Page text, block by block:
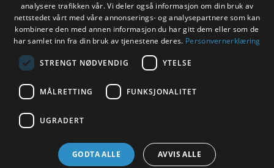
VELG LAND
Dyade
analysere trafikken vår. Vi deler også informasjon om din bruk av
nettstedet vårt med våre annonserings- og analysepartnere som kan
kombinere den med annen informasjon du har gitt dem eller som de
har samlet inn fra din bruk av tjenestene deres. Personvernerklæring
STRENGT NØDVENDIG YTELSE
MÅLRETTING FUNKSJONALITET
UGRADERT
GODTA ALLE AVVIS ALLE